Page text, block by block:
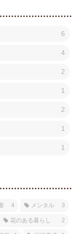
6
4
2
1
2
1
1
4 メンタル 3
花のある暮らし 2